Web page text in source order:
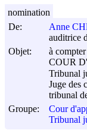
De:
Anne
auditrice
Objet:
à
COUR
Tribunal
Juge des
tribunal
Groupe:
Cour
Tribunal
nomination